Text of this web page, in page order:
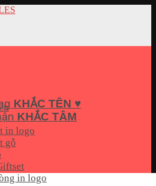
in logo
gỗ
in logo
KHẮC TÊN ♥
KHẮC TÂM